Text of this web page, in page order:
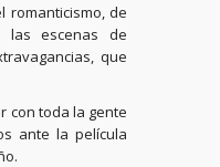
romanticismo, de
las escenas de
que
con toda la gente
ante la película